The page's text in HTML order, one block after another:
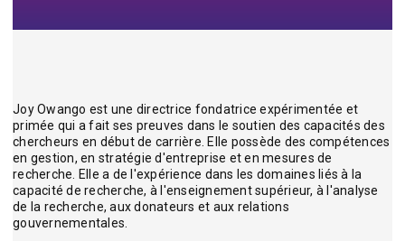
Joy Owango est une directrice fondatrice expérimentée et
primée qui a fait ses preuves dans le soutien des capacités des
chercheurs en début de carrière. Elle possède des compétences
en gestion, en stratégie d'entreprise et en mesures de
recherche. Elle a de l'expérience dans les domaines liés à la
capacité de recherche, à l'enseignement supérieur, à l'analyse
de la recherche, aux donateurs et aux relations
gouvernementales.